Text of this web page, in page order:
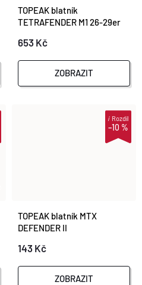
TOPEAK blatník
TETRAFENDER M1 26-29er
653 Kč
ZOBRAZIT
–10 %
iRozdíl
TOPEAK blatník MTX
DEFENDER II
143 Kč
ZOBRAZIT